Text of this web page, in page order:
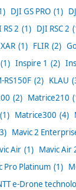
DJI GS PRO (1)
RS 2 (1) DJI RSC 2
(1) FLIR (2)
(1) Inspire 1 (2)
RS150F (2) KLAU
(2) Matrice210
(1) Matrice300 (4)
Mavic 2
Air (1) Mavic Air
Pro Platinum (1)
e-Drone